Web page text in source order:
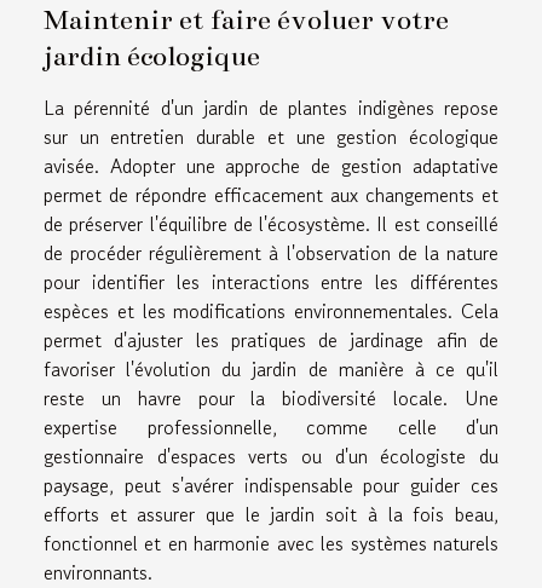
Maintenir et faire évoluer votre
jardin écologique
La pérennité d'un jardin de plantes indigènes repose
sur un entretien durable et une gestion écologique
avisée. Adopter une approche de gestion adaptative
permet de répondre efficacement aux changements et
de préserver l'équilibre de l'écosystème. Il est conseillé
de procéder régulièrement à l'observation de la nature
pour identifier les interactions entre les différentes
espèces et les modifications environnementales. Cela
permet d'ajuster les pratiques de jardinage afin de
favoriser l'évolution du jardin de manière à ce qu'il
reste un havre pour la biodiversité locale. Une
expertise professionnelle, comme celle d'un
gestionnaire d'espaces verts ou d'un écologiste du
paysage, peut s'avérer indispensable pour guider ces
efforts et assurer que le jardin soit à la fois beau,
fonctionnel et en harmonie avec les systèmes naturels
environnants.